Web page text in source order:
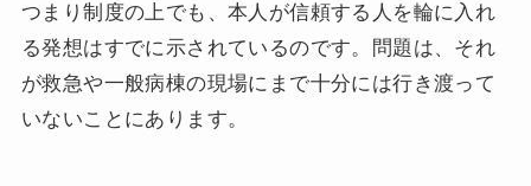
つまり制度の上でも、本人が信頼する人を輪に入れ
る発想はすでに示されているのです。問題は、それ
が救急や一般病棟の現場にまで十分には行き渡って
いないことにあります。